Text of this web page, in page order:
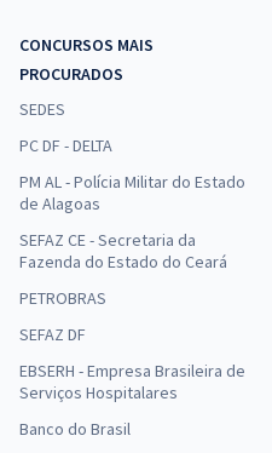
CONCURSOS MAIS
PROCURADOS
SEDES
PC DF - DELTA
PM AL - Polícia Militar do Estado
de Alagoas
SEFAZ CE - Secretaria da
Fazenda do Estado do Ceará
PETROBRAS
SEFAZ DF
EBSERH - Empresa Brasileira de
Serviços Hospitalares
Banco do Brasil